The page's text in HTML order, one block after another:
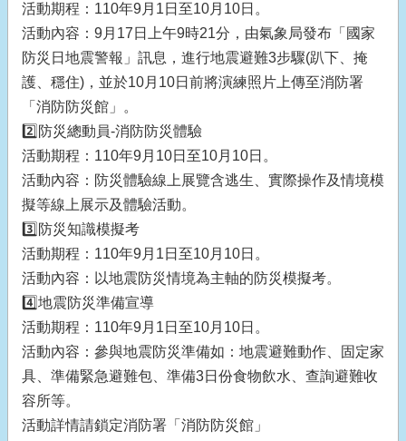
活動期程：110年9月1日至10月10日。
活動內容：9月17日上午9時21分，由氣象局發布「國家
防災日地震警報」訊息，進行地震避難3步驟(趴下、掩
護、穩住)，並於10月10日前將演練照片上傳至消防署
「消防防災館」。
2️⃣防災總動員-消防防災體驗
活動期程：110年9月10日至10月10日。
活動內容：防災體驗線上展覽含逃生、實際操作及情境模
擬等線上展示及體驗活動。
3️⃣防災知識模擬考
活動期程：110年9月1日至10月10日。
活動內容：以地震防災情境為主軸的防災模擬考。
4️⃣地震防災準備宣導
活動期程：110年9月1日至10月10日。
活動內容：參與地震防災準備如：地震避難動作、固定家
具、準備緊急避難包、準備3日份食物飲水、查詢避難收
容所等。
活動詳情請鎖定消防署「消防防災館」